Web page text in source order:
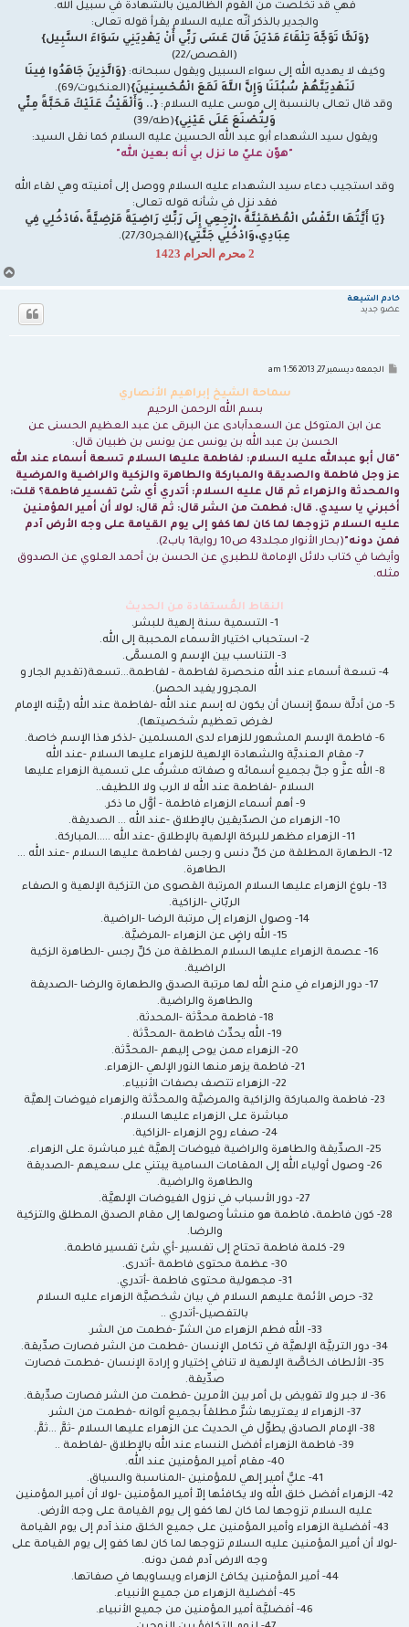
فهي قد تخلَّصت من القوم الظالمين بالشهادة في سبيل الله.
والجدير بالذكر أنّه عليه السلام يقرأ قوله تعالى:
{وَلَمَّا تَوَجَّهَ تِلْقَاءَ مَدْيَنَ قَالَ عَسَى رَبِّي أَنْ يَهْدِيَنِي سَوَاءَ السَّبِيل}
(القصص/22)
وكيف لا يهديه الله إلى سواء السبيل ويقول سبحانه:{وَالَّذِينَ جَاهَدُوا فِينَا
لَنَهْدِيَنَّهُمْ سُبُلَنَا وَإِنَّ اللَّهَ لَمَعَ الْمُحْسِنِينَ}(العنكبوت/69).
وقد قال تعالى بالنسبة إلى موسى عليه السلام:{.. وَأَلْقَيْتُ عَلَيْكَ مَحَبَّةً مِنِّي
وَلِتُصْنَعَ عَلَى عَيْنِي}(طه/39)
ويقول سيد الشهداء أبو عبد الله الحسين عليه السلام كما نقل السيد:
"هوّن عليّ ما نزل بي أنه بعين الله"
وقد استجيب دعاء سيد الشهداء عليه السلام ووصل إلى أمنيته وهي لقاء الله
فقد نزل في شأنه قوله تعالى:
{يَا أَيَّتُهَا النَّفْسُ الْمُطْمَئِنَّةُ ،ارْجِعِي إِلَى رَبِّكِ رَاضِيَةً مَرْضِيَّةً ،فَادْخُلِي فِي
عِبَادِي،وَادْخُلِي جَنَّتِي}(الفجر27/30).
2 محرم الحرام 1423
خادم الشيعة
عضو جديد
مالجمعة ديسمبر 27, 2013 1:56 am
سماحة الشيخ إبراهيم الأنصاري
بسم الله الرحمن الرحيم
عن ابن المتوكل عن السعدآبادى عن البرقى عن عبد العظيم الحسنى عن
الحسن بن عبد الله بن يونس عن يونس بن ظبيان قال:
"قال أبو عبدالله عليه السلام: لفاطمة عليها السلام تسعة أسماء عند الله
عز وجل فاطمة والصديقة والمباركة والطاهرة والزكية والراضية والمرضية
والمحدثة والزهراء ثم قال عليه السلام: أتدري أي شئ تفسير فاطمة؟ قلت:
أخبرني يا سيدي. قال: فطمت من الشر قال: ثم قال: لولا أن أمير المؤمنين
عليه السلام تزوجها لما كان لها كفو إلى يوم القيامة على وجه الأرض آدم
فمن دونه"(بحار الأنوار مجلد43 ص10 رواية1 باب2).
وأيضا في كتاب دلائل الإمامة للطبري عن الحسن بن أحمد العلوي عن الصدوق
مثله.
النقاط المُستفادة من الحديث
1- التسمية سنة إلهية للبشر.
2- استحباب اختيار الأسماء المحببة إلى الله.
3- التناسب بين الإسم و المسمَّى.
4- تسعة أسماء عند الله منحصرة لفاطمة - لفاطمة...تسعة(تقديم الجار و
المجرور يفيد الحصر).
5- من أدلَّة سموّ إنسان أن يكون له إسم عند الله -لفاطمة عند الله (بيَّنه الإمام
لغرض تعظيم شخصيتها).
6- فاطمة الإسم المشهور للزهراء لدى المسلمين -لذكر هذا الإسم خاصة.
7- مقام العنديَّة والشهادة الإلهية للزهراء عليها السلام -عند الله
8- الله عزَّ و جلَّ بجميع أسمائه و صفاته مشرفٌ على تسمية الزهراء عليها
السلام -لفاطمة عند الله لا الرب ولا اللطيف..
9- أهم أسماء الزهراء فاطمة - أوَّل ما ذكر.
10- الزهراء من الصدّيقين بالإطلاق -عند الله ... الصديقة.
11- الزهراء مظهر للبركة الإلهية بالإطلاق -عند الله .....المباركة.
12- الطهارة المطلقة من كلِّ دنس و رجس لفاطمة عليها السلام -عند الله ...
الطاهرة.
13- بلوغ الزهراء عليها السلام المرتبة القصوى من التزكية الإلهية و الصفاء
الربّاني -الزاكية.
14- وصول الزهراء إلى مرتبة الرضا -الراضية.
15- الله راضٍ عن الزهراء -المرضيَّة.
16- عصمة الزهراء عليها السلام المطلقة من كلِّ رجس -الطاهرة الزكية
الراضية.
17- دور الزهراء في منح الله لها مرتبة الصدق والطهارة والرضا -الصديقة
والطاهرة والراضية.
18- فاطمة محدَّثة -المحدثة.
19- الله يحدِّث فاطمة -المحدَّثة .
20- الزهراء ممن يوحى إليهم -المحدَّثة.
21- فاطمة يزهر منها النور الإلهي -الزهراء.
22- الزهراء تتصف بصفات الأنبياء.
23- فاطمة والمباركة والزاكية والمرضيَّة والمحدَّثة والزهراء فيوضات إلهيَّة
مباشرة على الزهراء عليها السلام.
24- صفاء روح الزهراء -الزاكية.
25- الصدِّيقة والطاهرة والراضية فيوضات إلهيَّة غير مباشرة على الزهراء.
26- وصول أولياء الله إلى المقامات السامية يبتني على سعيهم -الصديقة
والطاهرة والراضية.
27- دور الأسباب في نزول الفيوضات الإلهيَّة.
28- كون فاطمة، فاطمة هو منشأ وصولها إلى مقام الصدق المطلق والتزكية
والرضا.
29- كلمة فاطمة تحتاج إلى تفسير -أي شئ تفسير فاطمة.
30- عظمة محتوى فاطمة -أتدرى.
31- مجهولية محتوى فاطمة -أتدري.
32- حرص الأئمة عليهم السلام في بيان شخصيَّة الزهراء عليه السلام
بالتفصيل-أتدري ..
33- الله فطم الزهراء من الشرّ -فطمت من الشر.
34- دور التربيَّة الإلهيَّة في تكامل الإنسان -فطمت من الشر فصارت صدِّيقة.
35- الألطاف الخاصَّة الإلهية لا تنافي إختيار و إرادة الإنسان -فطمت فصارت
صدِّيقة.
36- لا جبر ولا تفويض بل أمر بين الأمرين -فطمت من الشر فصارت صدِّيقة.
37- الزهراء لا يعتريها شرٌّ مطلقاً بجميع ألوانه -فطمت من الشر.
38- الإمام الصادق يطوِّل في الحديث عن الزهراء عليها السلام -ثمَّ ...ثمَّ.
39- فاطمة الزهراء أفضل النساء عند الله بالإطلاق -لفاطمة ..
40- مقام أمير المؤمنين عند الله.
41- عليٌّ أمير إلهي للمؤمنين -المناسبة والسياق.
42- الزهراء أفضل خلق الله ولا يكافئها إلاّ أمير المؤمنين -لولا أن أمير المؤمنين
عليه السلام تزوجها لما كان لها كفو إلى يوم القيامة على وجه الأرض.
43- أفضلية الزهراء وأمير المؤمنين على جميع الخلق منذ آدم إلى يوم القيامة
-لولا أن أمير المؤمنين عليه السلام تزوجها لما كان لها كفو إلى يوم القيامة على
وجه الارض آدم فمن دونه.
44- أمير المؤمنين يكافئ الزهراء ويساويها في صفاتها.
45- أفضلية الزهراء من جميع الأنبياء.
46- أفضليَّة أمير المؤمنين من جميع الأنبياء.